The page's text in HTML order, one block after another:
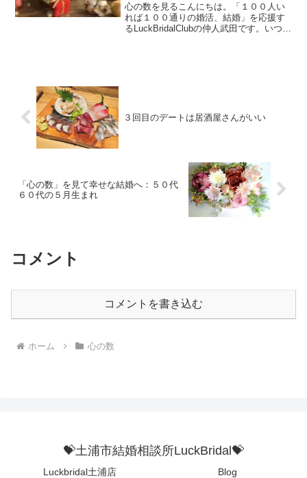
心の数を見るこんにちは。「１００人い
れば１００通りの婚活、結婚」を応援す
るLuckBridalClubの仲人武田です。いつも
３回目のデートは居酒屋さんがいい
「心の数」を見て幸せな結婚へ：５０代
６０代の５月生まれ
コメント
コメントを書き込む
ホーム 心の数
💝土浦市結婚相談所LuckBridal💝
Luckbridal土浦店
Blog